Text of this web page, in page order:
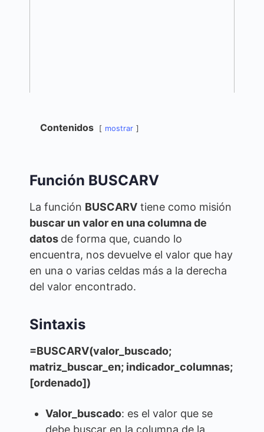
Contenidos mostrar
Función BUSCARV
La función BUSCARV tiene como misión
buscar un valor en una columna de
datos de forma que, cuando lo
encuentra, nos devuelve el valor que hay
en una o varias celdas más a la derecha
del valor encontrado.
Sintaxis
=BUSCARV(valor_buscado;
matriz_buscar_en; indicador_columnas;
[ordenado])
Valor_buscado: es el valor que se
debe buscar en la columna de la